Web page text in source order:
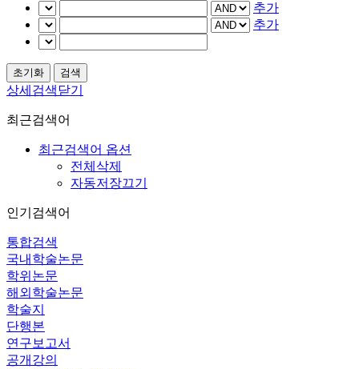
추가
추가
상세검색닫기
최근검색어
최근검색어 옵션
전체삭제
자동저장끄기
인기검색어
통합검색
국내학술논문
학위논문
해외학술논문
학술지
단행본
연구보고서
공개강의